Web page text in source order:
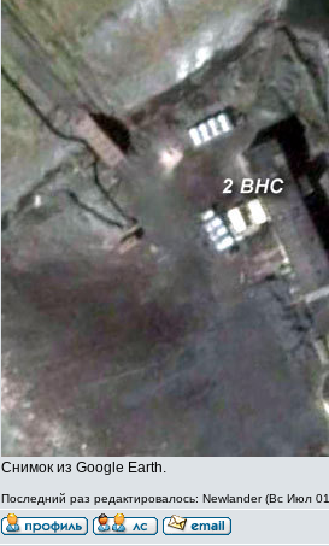
Снимок из Google Earth.
Последний раз редактировалось: Newlander (Вс Июл